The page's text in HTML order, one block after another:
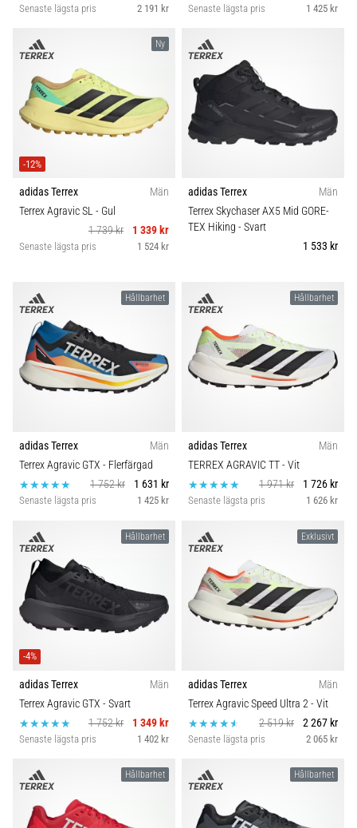
sägs
kolhydratuppladdning
förbättrar
uthållighetsprestationen.
det
verkligen
Ta
reda
vad…
alla
artiklar
Senaste lägsta pris 2 191 kr Senaste lägsta pris 1 425 kr
Ny
-12%
adidas Terrex
Män
Terrex Agravic SL - Gul
1 739 kr
1 339 kr
Senaste lägsta pris 1 524 kr
adidas Terrex
Män
Terrex Skychaser AX5 Mid GORE-
TEX Hiking - Svart
1 533 kr
Hållbarhet
adidas Terrex
Män
Terrex Agravic GTX - Flerfärgad
1 752 kr
1 631 kr
Senaste lägsta pris 1 425 kr
Hållbarhet
adidas Terrex
Män
TERREX AGRAVIC TT- Vit
1 971 kr
1 726 kr
Senaste lägsta pris 1 626 kr
Hållbarhet
-4%
adidas Terrex
Män
Terrex Agravic GTX - Svart
1 752 kr
1 349 kr
Senaste lägsta pris 1 402 kr
Exklusivt
adidas Terrex
Män
Terrex Agravic Speed Ultra 2- Vit
2 519 kr
2 267 kr
Senaste lägsta pris 2 065 kr
Hållbarhet Hållbarhet